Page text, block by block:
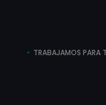
• TRABAJAMOS PARA